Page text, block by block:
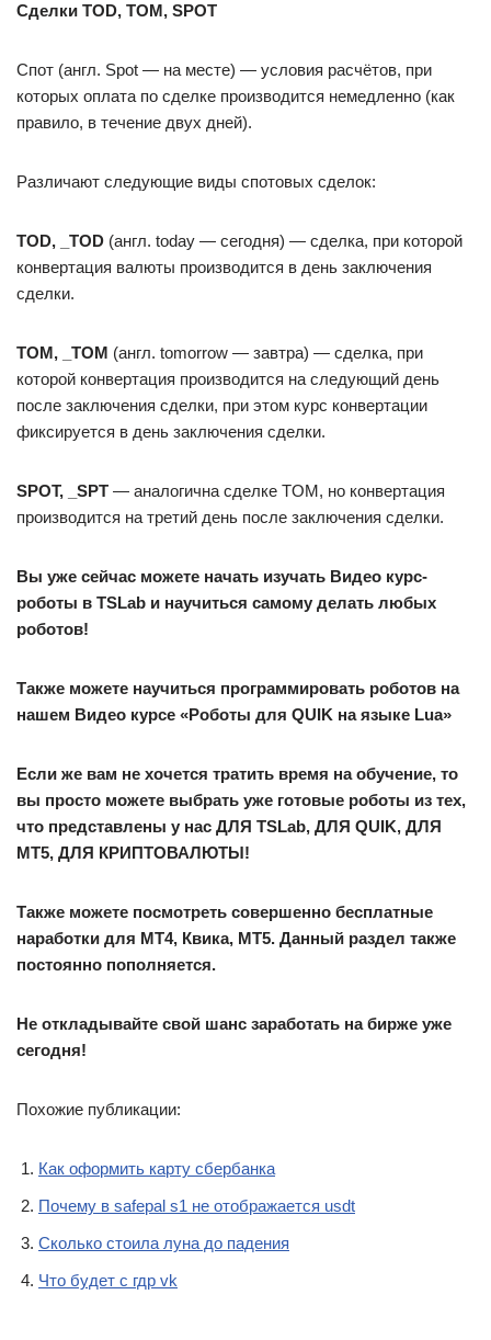
Сделки TOD, TOM, SPOT
Спот (англ. Spot — на месте) — условия расчётов, при
которых оплата по сделке производится немедленно (как
правило, в течение двух дней).
Различают следующие виды спотовых сделок:
TOD, _TOD (англ. today — сегодня) — сделка, при которой
конвертация валюты производится в день заключения
сделки.
TOM, _TOM (англ. tomorrow — завтра) — сделка, при
которой конвертация производится на следующий день
после заключения сделки, при этом курс конвертации
фиксируется в день заключения сделки.
SPOT, _SPT — аналогична сделке TOM, но конвертация
производится на третий день после заключения сделки.
Вы уже сейчас можете начать изучать Видео курс-
роботы в TSLab и научиться самому делать любых
роботов!
Также можете научиться программировать роботов на
нашем Видео курсе «Роботы для QUIK на языке Lua»
Если же вам не хочется тратить время на обучение, то
вы просто можете выбрать уже готовые роботы из тех,
что представлены у нас ДЛЯ TSLab, ДЛЯ QUIK, ДЛЯ
MT5, ДЛЯ КРИПТОВАЛЮТЫ!
Также можете посмотреть совершенно бесплатные
наработки для МТ4, Квика, МТ5. Данный раздел также
постоянно пополняется.
Не откладывайте свой шанс заработать на бирже уже
сегодня!
Похожие публикации:
Как оформить карту сбербанка
Почему в safepal s1 не отображается usdt
Сколько стоила луна до падения
Что будет с гдр vk